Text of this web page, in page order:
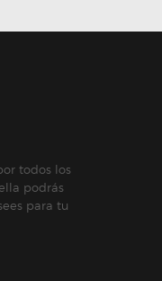
opciones
página
de
todos los
podrás
para tu